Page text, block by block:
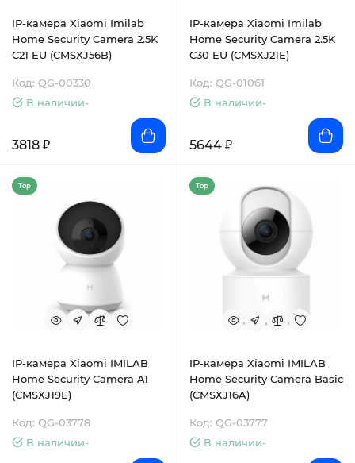
IP-камера Xiaomi Imilab
Home Security Camera 2.5K
C21 EU (CMSXJ56B)
Код: QG-00330
В наличии-
3818 ₽
IP-камера Xiaomi Imilab
Home Security Camera 2.5K
C30 EU (CMSXJ21E)
Код: QG-01061
В наличии-
5644 ₽
Top
IP-камера Xiaomi IMILAB
Home Security Camera A1
(CMSXJ19E)
Код: QG-03778
В наличии-
Top
IP-камера Xiaomi IMILAB
Home Security Camera Basic
(CMSXJ16A)
Код: QG-03777
В наличии-